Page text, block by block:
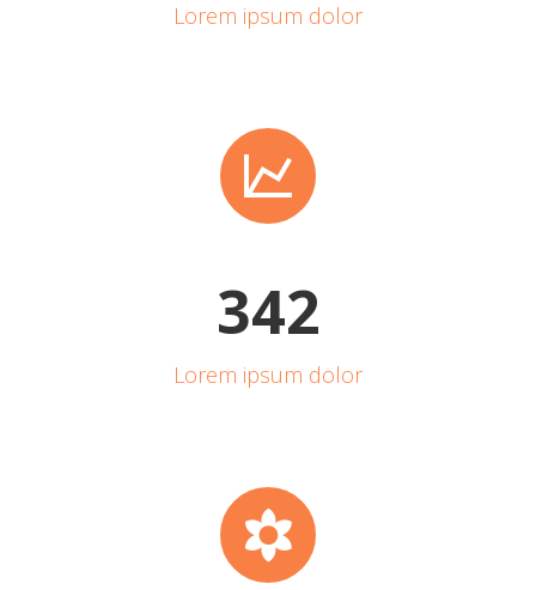
Lorem ipsum dolor


342
Lorem ipsum dolor

